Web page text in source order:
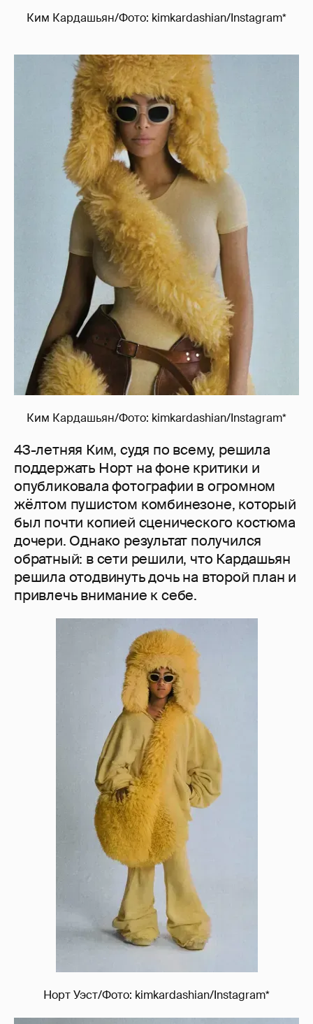
Ким Кардашьян/Фото: kimkardashian/Instagram*
Ким Кардашьян/Фото: kimkardashian/Instagram*
43-летняя Ким, судя по всему, решила
поддержать Норт на фоне критики и
опубликовала фотографии в огромном
жёлтом пушистом комбинезоне, который
был почти копией сценического костюма
дочери. Однако результат получился
обратный: в сети решили, что Кардашьян
решила отодвинуть дочь на второй план и
привлечь внимание к себе.
Норт Уэст/Фото: kimkardashian/Instagram*